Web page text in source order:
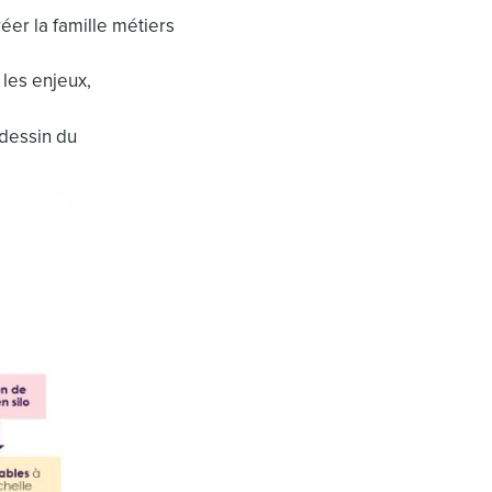
la famille métiers
enjeux,
du